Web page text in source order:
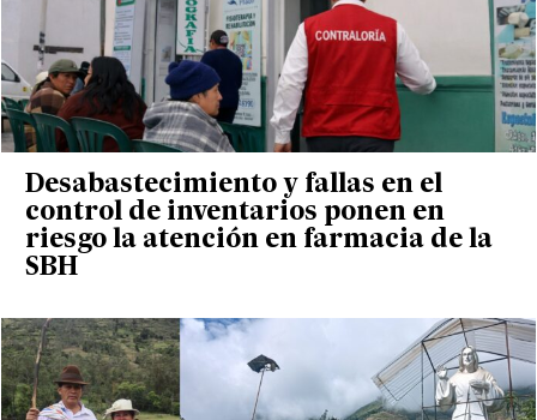
Desabastecimiento y fallas en el
control de inventarios ponen en
riesgo la atención en farmacia de la
SBH